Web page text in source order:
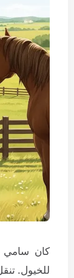
كان سامي
للخيول.